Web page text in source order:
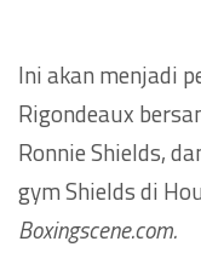
Ini akan menjadi
Rigondeaux
Ronnie Shields,
gym Shields di
Boxingscene.com.